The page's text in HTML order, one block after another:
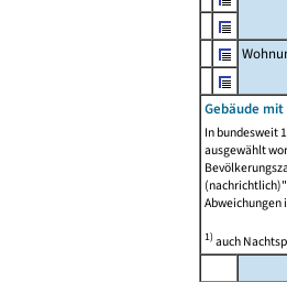
Gebäude
In bundesweit
ausgewählt
Abweichungen
1)auch